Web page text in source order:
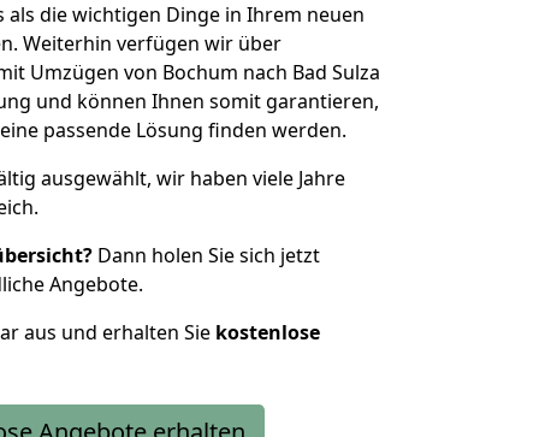
als die wichtigen Dinge in Ihrem neuen
Weiterhin verfügen wir über
Umzügen von Bochum nach Bad Sulza
und können Ihnen somit garantieren,
passende Lösung finden werden.
ausgewählt, wir haben viele Jahre
Dann holen Sie sich jetzt
Angebote.
aus und erhalten Sie kostenlose